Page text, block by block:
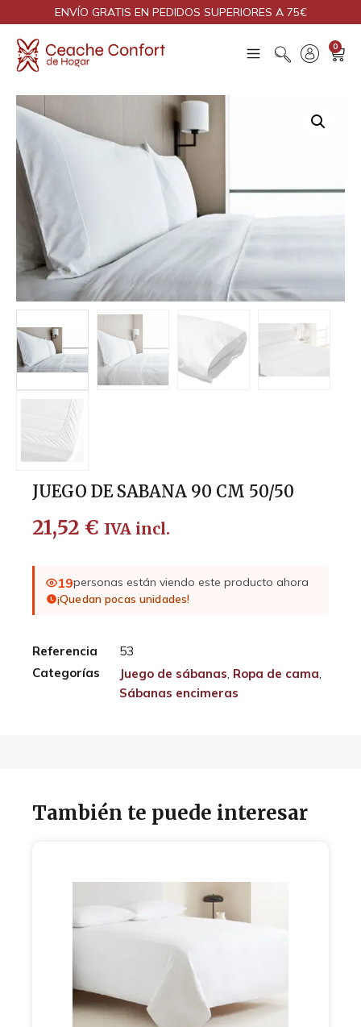
ENVÍO GRATIS EN PEDIDOS SUPERIORES A 75€
0
JUEGO DE SABANA 90 CM 50/50
21,52 € IVA incl.
19personas están viendo este producto ahora
¡Quedan pocas unidades!
Referencia
53
Categorías
Juego de sábanas, Ropa de cama,
Sábanas encimeras
También te puede interesar